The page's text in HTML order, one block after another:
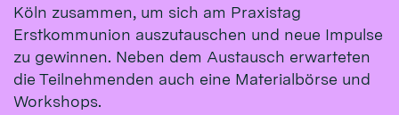
Köln zusammen, um sich am Praxistag
Erstkommunion auszutauschen und neue Impulse
zu gewinnen. Neben dem Austausch erwarteten
die Teilnehmenden auch eine Materialbörse und
Workshops.